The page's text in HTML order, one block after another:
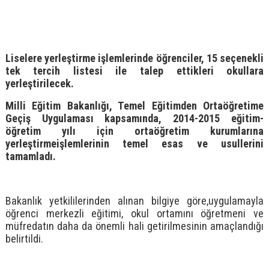
Liselere yerleştirme işlemlerinde öğrenciler, 15 seçenekli
tek tercih listesi ile talep ettikleri okullara
yerleştirilecek.
Milli Eğitim Bakanlığı, Temel Eğitimden Ortaöğretime
Geçiş Uygulaması kapsamında, 2014-2015 eğitim-
öğretim yılı için ortaöğretim kurumlarına
yerleştirmeişlemlerinin temel esas ve usullerini
tamamladı.
Bakanlık yetkililerinden alınan bilgiye göre,uygulamayla
öğrenci merkezli eğitimi, okul ortamını öğretmeni ve
müfredatın daha da önemli hali getirilmesinin amaçlandığı
belirtildi.